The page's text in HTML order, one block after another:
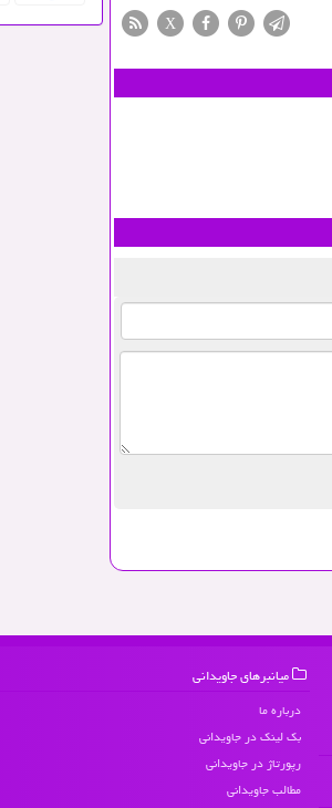
X
میانبرهای جاویدانی
درباره ما
بک لینک در جاویدانی
رپورتاژ در جاویدانی
مطالب جاویدانی